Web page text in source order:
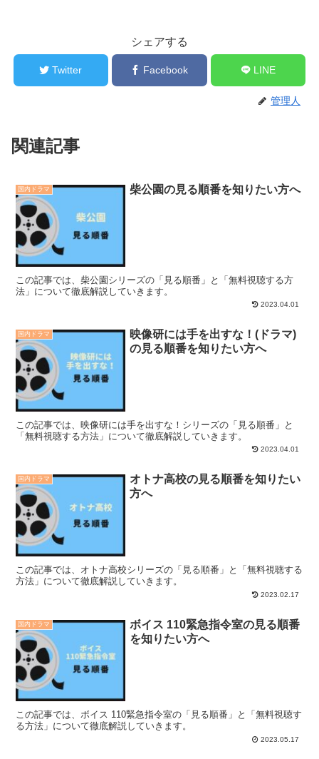
シェアする
Twitter Facebook LINE
管理人
関連記事
国内ドラマ 柴公園の見る順番を知りたい方へ
この記事では、柴公園シリーズの「見る順番」と「無料視聴する方
法」について徹底解説していきます。
2023.04.01
国内ドラマ
映像研には手を出すな！(ドラマ)
の見る順番を知りたい方へ
この記事では、映像研には手を出すな！シリーズの「見る順番」と
「無料視聴する方法」について徹底解説していきます。
2023.04.01
国内ドラマ
オトナ高校の見る順番を知りたい
方へ
この記事では、オトナ高校シリーズの「見る順番」と「無料視聴する
方法」について徹底解説していきます。
2023.02.17
国内ドラマ
ボイス 110緊急指令室の見る順番
を知りたい方へ
この記事では、ボイス 110緊急指令室の「見る順番」と「無料視聴す
る方法」について徹底解説していきます。
2023.05.17